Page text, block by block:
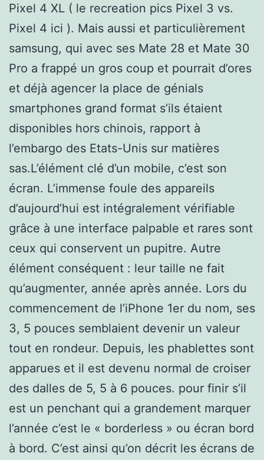
Pixel 4 XL ( le recreation pics Pixel 3 vs.
Pixel 4 ici ). Mais aussi et particulièrement
samsung, qui avec ses Mate 28 et Mate 30
Pro a frappé un gros coup et pourrait d’ores
et déjà agencer la place de génials
smartphones grand format s’ils étaient
disponibles hors chinois, rapport à
l’embargo des Etats-Unis sur matières
sas.L’élément clé d’un mobile, c’est son
écran. L’immense foule des appareils
d’aujourd’hui est intégralement vérifiable
grâce à une interface palpable et rares sont
ceux qui conservent un pupitre. Autre
élément conséquent : leur taille ne fait
qu’augmenter, année après année. Lors du
commencement de l’iPhone 1er du nom, ses
3, 5 pouces semblaient devenir un valeur
tout en rondeur. Depuis, les phablettes sont
apparues et il est devenu normal de croiser
des dalles de 5, 5 à 6 pouces. pour finir s’il
est un penchant qui a grandement marquer
l’année c’est le « borderless » ou écran bord
à bord. C’est ainsi qu’on décrit les écrans de